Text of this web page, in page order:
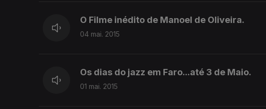
O Filme inédito de Manoel de Oliveira.
04 mai. 2015
Os dias do jazz em Faro...até 3 de Maio.
01 mai. 2015